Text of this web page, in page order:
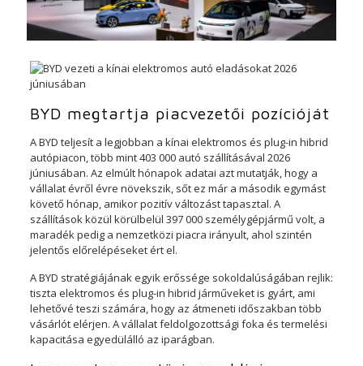
BYD megtartja piacvezetői pozícióját
A BYD teljesít a legjobban a kínai elektromos és plug-in hibrid
autópiacon, több mint 403 000 autó szállításával 2026
júniusában. Az elmúlt hónapok adatai azt mutatják, hogy a
vállalat évről évre növekszik, sőt ez már a második egymást
követő hónap, amikor pozitív változást tapasztal. A
szállítások közül körülbelül 397 000 személygépjármű volt, a
maradék pedig a nemzetközi piacra irányult, ahol szintén
jelentős előrelépéseket ért el.
A BYD stratégiájának egyik erőssége sokoldalúságában rejlik:
tiszta elektromos és plug-in hibrid járműveket is gyárt, ami
lehetővé teszi számára, hogy az átmeneti időszakban több
vásárlót elérjen. A vállalat feldolgozottsági foka és termelési
kapacitása egyedülálló az iparágban.